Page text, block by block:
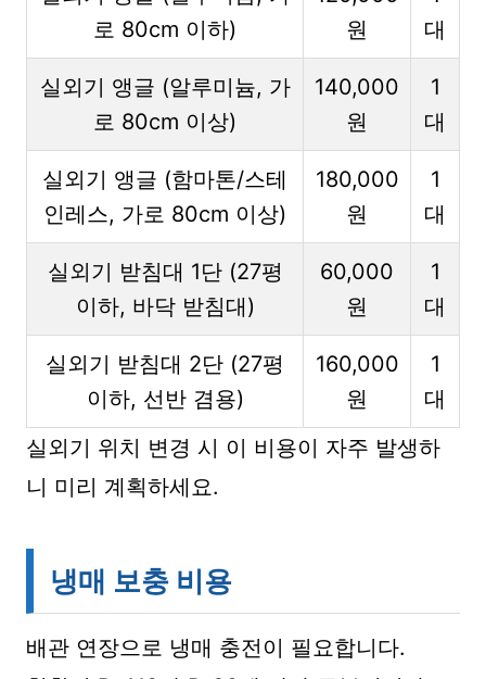
로 80cm 이하)
원
대
실외기 앵글 (알루미늄, 가
로 80cm 이상)
140,000
원
1
대
실외기 앵글 (함마톤/스테
인레스, 가로 80cm 이상)
180,000
원
1
대
실외기 받침대 1단 (27평
이하, 바닥 받침대)
60,000
원
1
대
실외기 받침대 2단 (27평
이하, 선반 겸용)
160,000
원
1
대
실외기 위치 변경 시 이 비용이 자주 발생하
니 미리 계획하세요.
냉매 보충 비용
배관 연장으로 냉매 충전이 필요합니다.